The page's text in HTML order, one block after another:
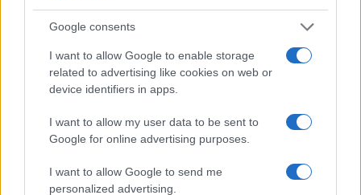
Google consents
I want to allow Google to enable storage
related to advertising like cookies on web or
device identifiers in apps.
I want to allow my user data to be sent to
Google for online advertising purposes.
I want to allow Google to send me
personalized advertising.
07:0523.06.25
Ένας νεκρός και τρεις τραυματίες